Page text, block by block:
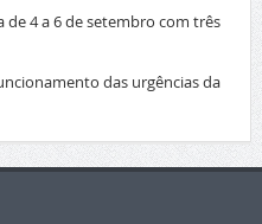
de 4 a 6 de setembro com três
das urgências da